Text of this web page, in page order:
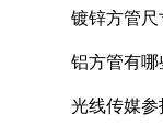
镀锌方管
铝方管有哪
光线传媒